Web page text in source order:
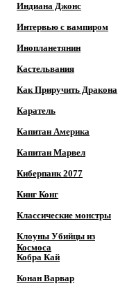
Индиана Джонс
Интервью с вампиром
Инопланетянин
Кастельвания
Как Приручить Дракона
Каратель
Капитан Америка
Капитан Марвел
Киберпанк 2077
Кинг Конг
Классические монстры
Клоуны Убийцы из
Космоса
Кобра Кай
Конан Варвар